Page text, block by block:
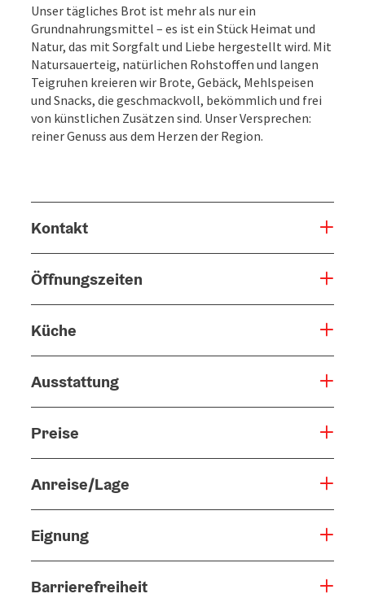
Unser tägliches Brot ist mehr als nur ein
Grundnahrungsmittel – es ist ein Stück Heimat und
Natur, das mit Sorgfalt und Liebe hergestellt wird. Mit
Natursauerteig, natürlichen Rohstoffen und langen
Teigruhen kreieren wir Brote, Gebäck, Mehlspeisen
und Snacks, die geschmackvoll, bekömmlich und frei
von künstlichen Zusätzen sind. Unser Versprechen:
reiner Genuss aus dem Herzen der Region.
Kontakt
Öffnungszeiten
Küche
Ausstattung
Preise
Anreise/Lage
Eignung
Barrierefreiheit